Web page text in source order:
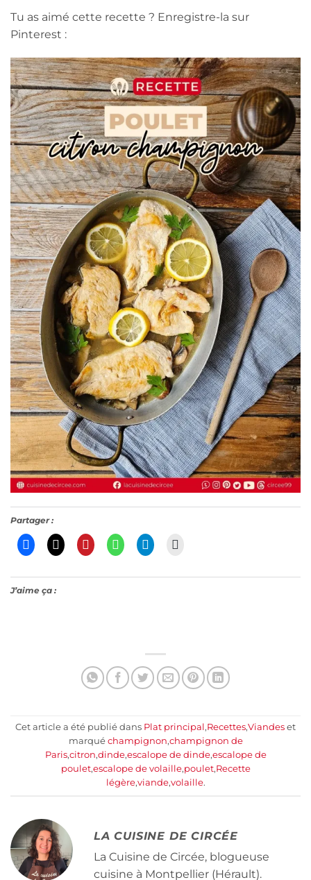
Tu as aimé cette recette ? Enregistre-la sur
Pinterest :
Partager :
J’aime ça :
Cet article a été publié dans Plat principal ,Recettes,Viandes et
marqué champignon,champignon de
Paris,citron,dinde,escalope de dinde,escalope de
poulet,escalope de volaille,poulet,Recette
légère,viande,volaille.
LA CUISINE DE CIRCÉE
La Cuisine de Circée, blogueuse
cuisine à Montpellier (Hérault).